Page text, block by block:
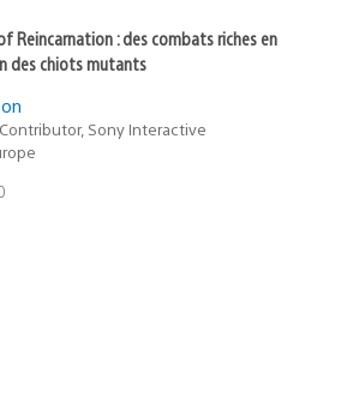
Reincarnation : des combats riches en
des chiots mutants
Sony Interactive